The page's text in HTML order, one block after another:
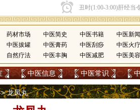
药材市场 中医简史 中医书籍 中医新闻
中医拔罐 中医膏药 中医刮痧 中医火疗
自然疗法 中医丰胸 中医减肥 中医美容
中医信息 中医常识
龙凤丸